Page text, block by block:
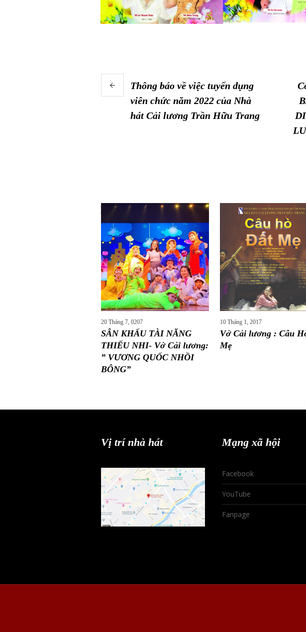
Thông báo về việc tuyển dụng
viên chức năm 2022 của Nhà
hát Cải lương Trần Hữu Trang
More posts
20 Tháng 7, 0207
SÂN KHẤU TÀI NĂNG
THIẾU NHI- Vở Cải lương:
” VƯƠNG QUỐC NHỒI
BÔNG”
10 Tháng 1, 2017
Vở Cải lương : Câu
Mẹ
Vị trí nhà hát Mạng xã hội
Facebook
YouTube
Fanpage